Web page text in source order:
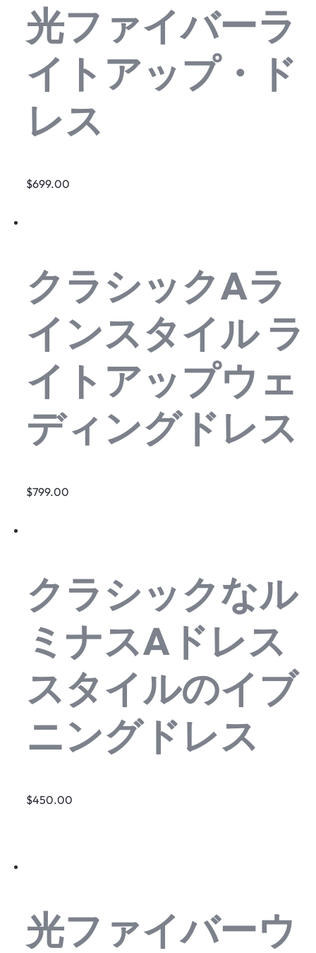
光ファイバーラ
イトアップ・ド
レス
$699.00
クラシックAラ
インスタイル ラ
イトアップウェ
ディングドレス
$799.00
クラシックなル
ミナスAドレス
スタイルのイブ
ニングドレス
$450.00
光ファイバーウ